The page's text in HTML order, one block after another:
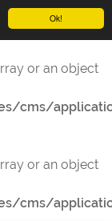
Ok!
or an object
cms/
or an object
cms/